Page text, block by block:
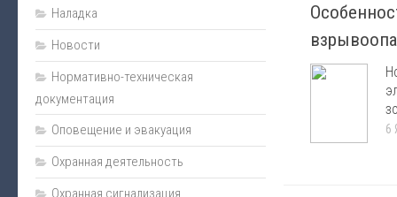
Охранная деятельность
Монтаж
Пожарная сигнализация
Энциклопедия безопасности
Юмор
Безопасность за рулем
6
Наладка
Новости
Нормативно-техническая
документация
Оповещение и эвакуация
Охранная деятельность
Охранная сигнализация